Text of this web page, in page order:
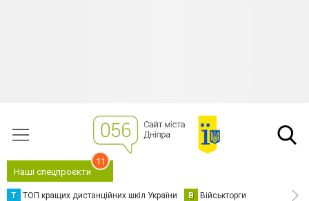
Наші спецпроєкти
11
Т ТОП кращих дистанційних шкіл України В Військторги